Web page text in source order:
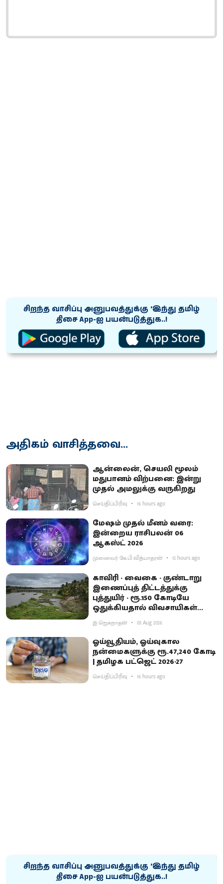
சிறந்த வாசிப்பு அனுபவத்துக்கு ‘இந்து தமிழ்
திசை App-ஐ பயன்படுத்துக..!
அதிகம் வாசித்தவை...
ஆன்லைன், செயலி மூலம்
மதுபானம் விற்பனை: இன்று
முதல் அமலுக்கு வருகிறது
செய்திப்பிரிவு 16 hours ago
மேஷம் முதல் மீனம் வரை:
இன்றைய ராசிபலன் 06
ஆகஸ்ட் 2026
முனைவர் கே.பி.வித்யாதரன் 15 hours ago
காவிரி - வைகை - குண்டாறு
இணைப்புத் திட்டத்துக்கு
புத்துயிர் - ரூ.150 கோடியே
ஒதுக்கியதால் விவசாயிகள்
ஏமாற்றம்
இ.ஜெகநாதன் 05 Aug 2026
ஓய்வூதியம், ஓய்வுகால
நன்மைகளுக்கு ரூ.47,240 கோடி
| தமிழக பட்ஜெட் 2026-27
செய்திப்பிரிவு 16 hours ago
சிறந்த வாசிப்பு அனுபவத்துக்கு ‘இந்து தமிழ்
திசை App-ஐ பயன்படுத்துக..!